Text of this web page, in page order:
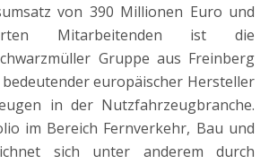
von 390 Millionen Euro und
Mitarbeitenden ist die
Gruppe aus Freinberg
europäischer Hersteller
in der Nutzfahrzeugbranche.
im Bereich Fernverkehr, Bau und
sich unter anderem durch